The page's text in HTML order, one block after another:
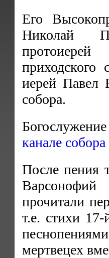
Его
Николай
приходского
иерей Павел
собора.
канале собора
После пения
прочитали
т.е. стихи
мертвецех